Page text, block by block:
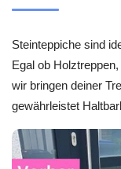
Steinteppiche sind
Egal ob
wir bringen deiner
gewährleistet